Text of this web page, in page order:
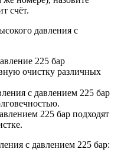
счёт.
давления с
225 бар
очистку различных
с давлением 225 бар
225 бар подходят
с давлением 225 бар: